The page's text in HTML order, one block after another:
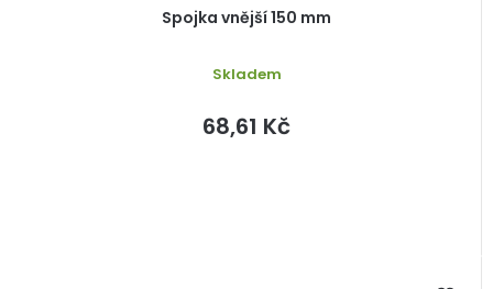
Spojka vnější 150 mm
Skladem
68,61 Kč